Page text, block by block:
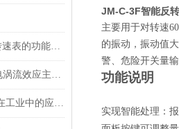
HZS-04T挂壁式智能转速表的功能说明及应用途径
cwy-do电涡流传感器电涡流效应主要集中在被测体表面
DF9032热膨胀监测仪在工业中的应用与价值
JM-C-3F智能反
主要用于对转速
的振动，振动值
警、危险开关量
功能说明
实现智能处理：